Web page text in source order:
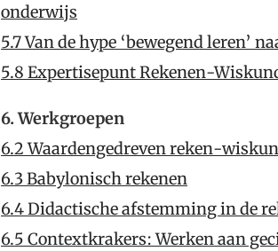
onderwijs
5.7 Van de hype ‘bewegend leren’
5.8 Expertisepunt Rekenen-
6. Werkgroepen
6.2 Waardengedreven reken-
6.3 Babylonisch rekenen
6.4 Didactische afstemming in de
6.5 Contextkrakers: Werken aan